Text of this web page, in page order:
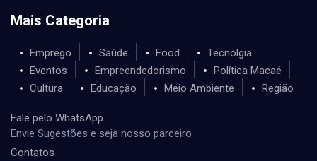
Mais Categoria
Emprego Saúde Food
Tecnolgia
Eventos
Empreendedorismo
Política Macaé
Cultura
Educação Meio Ambiente Região
Fale pelo WhatsApp
Envie Sugestões e seja nosso parceiro
Contatos